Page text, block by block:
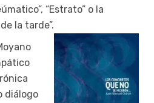
“Estrato” o la
la tarde”.
diálogo